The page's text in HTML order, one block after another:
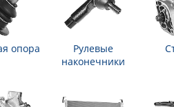
опора
Рулевые
наконечники